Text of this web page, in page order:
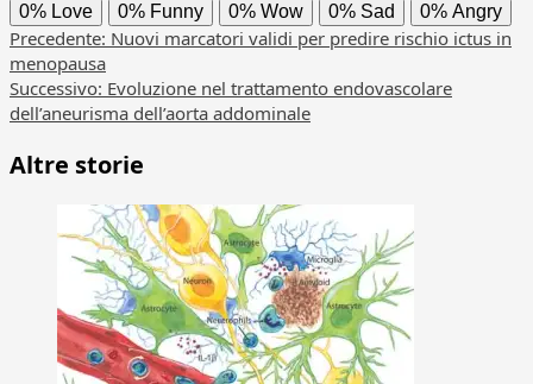
0% Love 0% Funny 0% Wow 0% Sad 0% Angry
Navigazione
articolo
Precedente: Nuovi marcatori validi per predire rischio ictus in
menopausa
Successivo: Evoluzione nel trattamento endovascolare
dell’aneurisma dell’aorta addominale
Altre storie